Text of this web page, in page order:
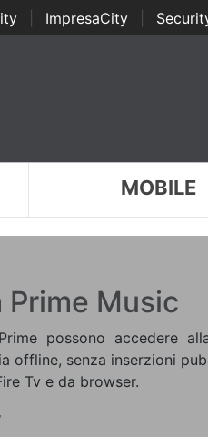
ImpresaCity
MOBILE
Prime Music
possono accedere
offline, senza inserzioni
Tv e da browser.